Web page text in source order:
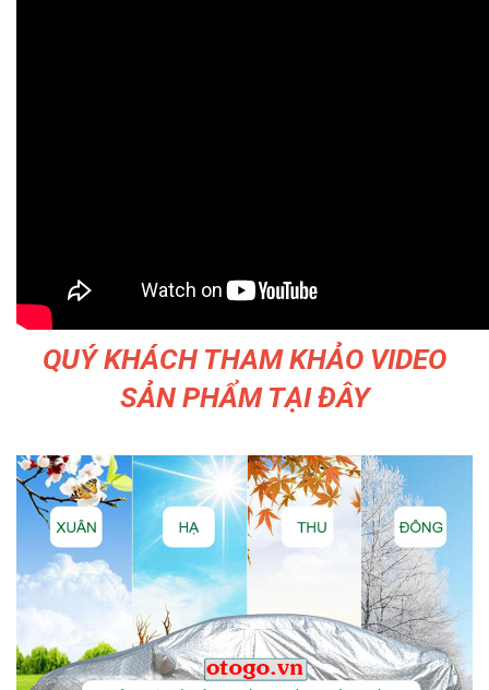
QUÝ KHÁCH THAM KHẢO VIDEO
SẢN PHẨM TẠI ĐÂY